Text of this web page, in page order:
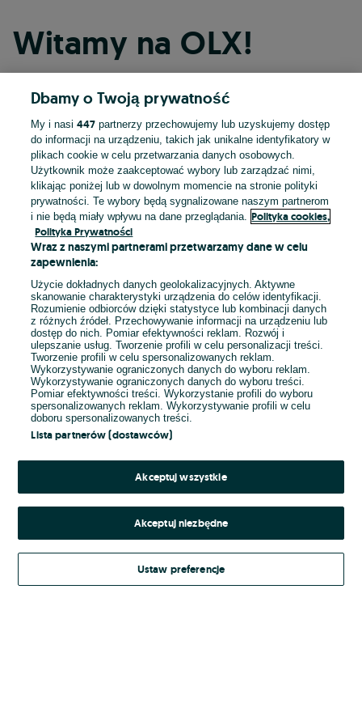
Witamy na OLX!
Kontynuuj przez Facebooka
Kontynuuj przez konto Apple
Kontynuuj przez konto Google
LUB
E-mail
Hasło
Kontynuując za pośrednictwem jednego z dostawców wskazanych powyżej,
Regulamin serwisu OLX.pl w jego aktualnym brzmieniu.
Dbamy o Twoją prywatność
My i nasi447 partnerzy przechowujemy lub uzyskujemy dostęp
do informacji na urządzeniu, takich jak unikalne identyfikatory w
plikach cookie w celu przetwarzania danych osobowych.
Użytkownik może zaakceptować wybory lub zarządzać nimi,
klikając poniżej lub w dowolnym momencie na stronie polityki
prywatności. Te wybory będą sygnalizowane naszym partnerom
i nie będą miały wpływu na dane przeglądania.
Polityka cookies,
Polityka Prywatności
Wraz z naszymi partnerami przetwarzamy dane w celu
zapewnienia:
Użycie dokładnych danych geolokalizacyjnych. Aktywne
skanowanie charakterystyki urządzenia do celów identyfikacji.
Rozumienie odbiorców dzięki statystyce lub kombinacji danych
z różnych źródeł. Przechowywanie informacji na urządzeniu lub
dostęp do nich. Pomiar efektywności reklam. Rozwój i
ulepszanie usług. Tworzenie profili w celu personalizacji treści.
Tworzenie profili w celu spersonalizowanych reklam.
Wykorzystywanie ograniczonych danych do wyboru reklam.
Wykorzystywanie ograniczonych danych do wyboru treści.
Pomiar efektywności treści. Wykorzystanie profili do wyboru
spersonalizowanych reklam. Wykorzystywanie profili w celu
doboru spersonalizowanych treści.
Lista partnerów (dostawców)
Akceptuj wszystkie
Akceptuj niezbędne
Ustaw preferencje